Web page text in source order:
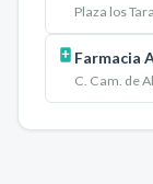
Plaza los
Farmacia
C. Cam. de